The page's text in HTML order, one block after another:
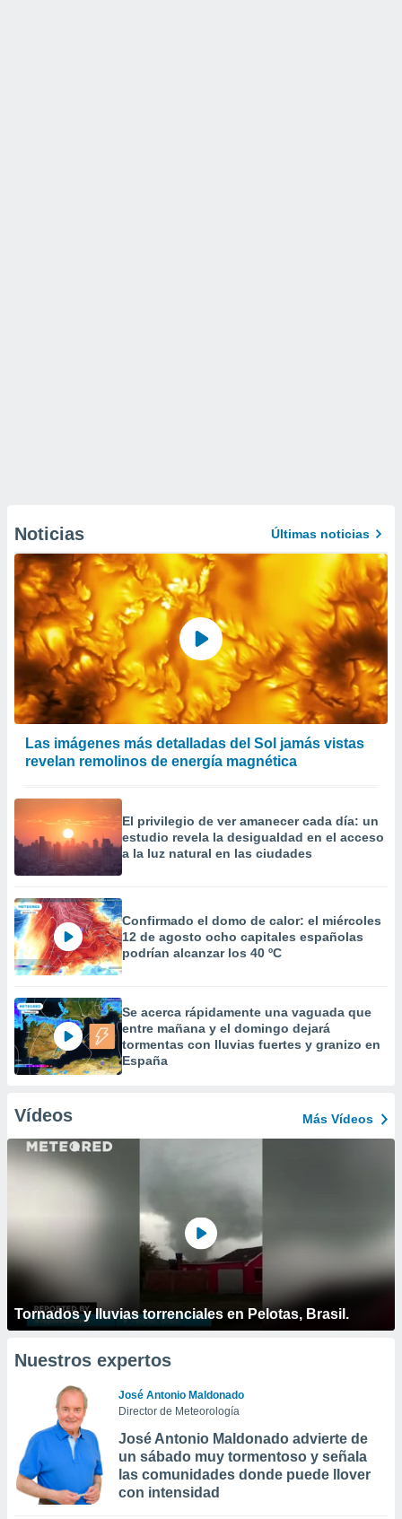
Noticias Últimas noticias
Las imágenes más detalladas del Sol jamás vistas
revelan remolinos de energía magnética
El privilegio de ver amanecer cada día: un
estudio revela la desigualdad en el acceso
a la luz natural en las ciudades
Confirmado el domo de calor: el miércoles
12 de agosto ocho capitales españolas
podrían alcanzar los 40 ºC
Se acerca rápidamente una vaguada que
entre mañana y el domingo dejará
tormentas con lluvias fuertes y granizo en
España
Vídeos Más Vídeos
Tornados y lluvias torrenciales en Pelotas, Brasil.
Nuestros expertos
José Antonio Maldonado
Director de Meteorología
José Antonio Maldonado advierte de
un sábado muy tormentoso y señala
las comunidades donde puede llover
con intensidad